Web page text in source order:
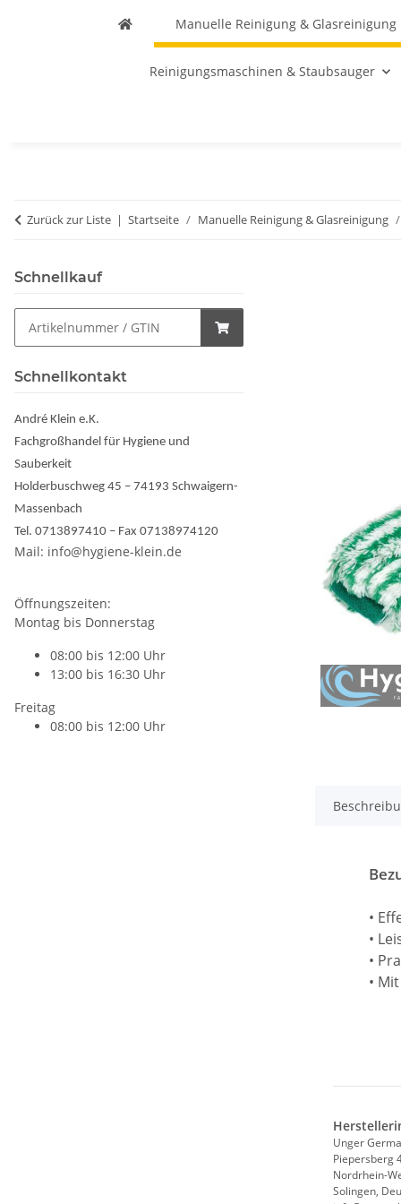
Manuelle Reinigung & Glasreinigung
Reinigungsmaschinen & Staubsauger
Zurück zur Liste Startseite Manuelle Reinigung & Glasreinigung
•
•
•
•
Unger
Piepersberg
Nordrhein-
Solingen,
Schnellkauf
Schnellkontakt
André Klein e.K.
Fachgroßhandel für Hygiene und
Sauberkeit
Holderbuschweg 45 – 74193 Schwaigern-
Massenbach
Tel. 0713897410 – Fax 07138974120
Mail: info@hygiene-klein.de
Öffnungszeiten:
Montag bis Donnerstag
08:00 bis 12:00 Uhr
13:00 bis 16:30 Uhr
Freitag
08:00 bis 12:00 Uhr